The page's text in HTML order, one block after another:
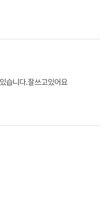
습니다.잘쓰고있어요